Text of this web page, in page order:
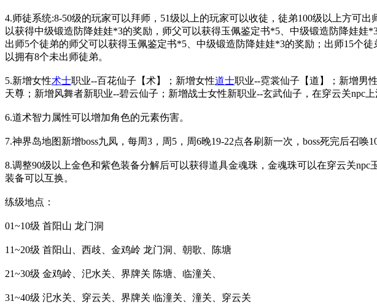
4.师徒系统:8-50级的玩家可以拜师，51级以上的玩家可以收徒，徒弟100级以上方可
以获得中级锻造防降娃娃*3的奖励，师父可以获得玉佩鉴定书*5、中级锻造防降娃
出师5个徒弟的师父可以获得玉佩鉴定书*5、中级锻造防降娃娃*3的奖励；出师15个
以拥有8个未出师徒弟。
5.新增女性术士职业--百花仙子【术】；新增女性道士职业--霓裳仙子【道】；新增男性
天尊；新增风舞者新职业--碧云仙子；新增战士女性新职业--玄武仙子，在穿云关npc
6.道术智力属性可以增加角色的元素伤害。
7.神界岛地图新增boss九凤，每周3，周5，周6晚19-22点各刷新一次，boss死完后召
8.调整90级以上金色和紫色装备分解后可以获得道具金魂珠，金魂珠可以在穿云关
装备可以互换。
练级地点：
01~10级 首阳山 龙门洞
11~20级 首阳山、西歧、金鸡岭 龙门洞、朝歌、陈塘
21~30级 金鸡岭、汜水关、界牌关 陈塘、临潼关、
31~40级 汜水关、穿云关、界牌关 临潼关、潼关、穿云关